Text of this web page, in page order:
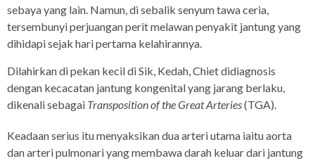
sebaya yang lain. Namun, di sebalik senyum tawa ceria,
tersembunyi perjuangan perit melawan penyakit jantung yang
dihidapi sejak hari pertama kelahirannya.
Dilahirkan di pekan kecil di Sik, Kedah, Chiet didiagnosis
dengan kecacatan jantung kongenital yang jarang berlaku,
dikenali sebagai Transposition of the Great Arteries(TGA).
Keadaan serius itu menyaksikan dua arteri utama iaitu aorta
dan arteri pulmonari yang membawa darah keluar dari jantung